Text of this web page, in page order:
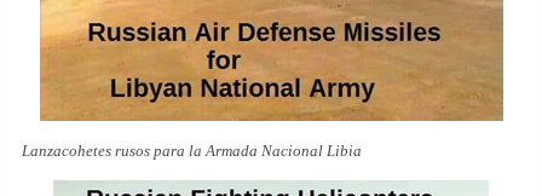
Lanzacohetes rusos para la Armada Nacional Libia